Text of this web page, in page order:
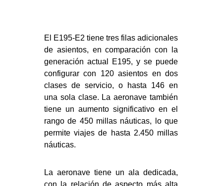
El E195-E2 tiene tres filas adicionales
de asientos, en comparación con la
generación actual E195, y se puede
configurar con 120 asientos en dos
clases de servicio, o hasta 146 en
una sola clase. La aeronave también
tiene un aumento significativo en el
rango de 450 millas náuticas, lo que
permite viajes de hasta 2.450 millas
náuticas.
La aeronave tiene un ala dedicada,
con la relación de aspecto más alta